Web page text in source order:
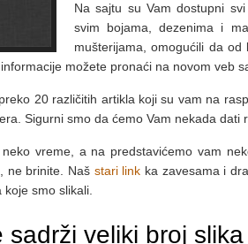
Na sajtu su Vam dostupni
svim bojama, dezenima i
mušterijama, omogućili da od
možete pronaći na novom veb
20 različitih artikla koji su vam na
Sigurni smo da ćemo Vam nekada dati
vreme, a na predstavićemo vam
ne brinite. Naš stari link ka zavesama i
smo slikali.
sadrži veliki broj